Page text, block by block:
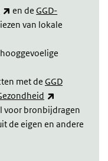
(link is external)
en deGGD-
van lokale
is external)
met de GGD
external)
voor bronbijdragen
de eigen en andere